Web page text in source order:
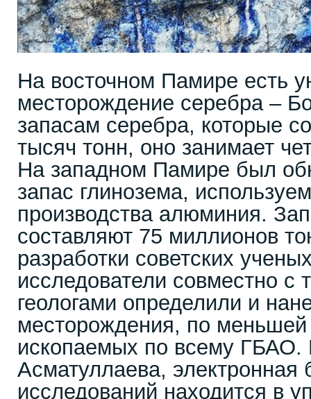
На восточном Памире есть
месторождение серебра –
запасам серебра, которые
тысяч тонн, оно занимает
На западном Памире был
запас глинозема,
производства алюминия.
составляют 75 миллионов
разработки советских
исследователи совместно с
геологами определили и
месторождения, по
ископаемых по всему ГБАО.
Асматуллаева, электронная
исследований находится в